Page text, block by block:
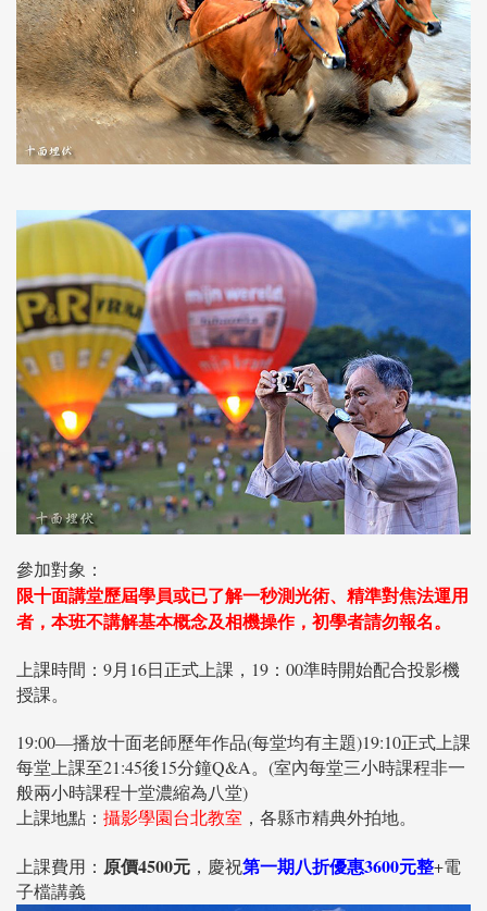
參加對象：
限十面講堂歷屆學員或已了解一秒測光術、精準對焦法運用
者， 本班不講解基本概念及相機操作，初學者請勿報名。
上課時間：9月16日正式上課，19：00準時開始配合投影機
授課。
19:00—播放十面老師歷年作品(每堂均有主題)19:10正式上課
每堂上課至21:45後15分鐘Q&A。(室內每堂三小時課程非一
般兩小時課程十堂濃縮為八堂)
上課地點： 攝影學園台北教室 ，各縣市精典外拍地。
上課費用： 原價4500元 ，慶祝第一期八折優惠3600元整+電
子檔講義